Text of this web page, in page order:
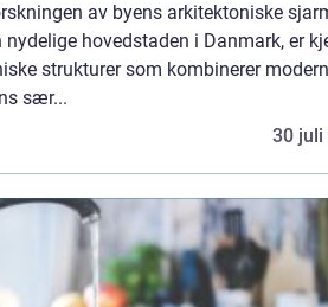
av byens arkitektoniske
hovedstaden i Danmark, er
strukturer som kombinerer
sær...
30 juli